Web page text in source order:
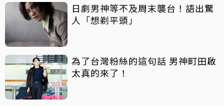
日劇男神等不及周末襲台！語出驚
人「想剃平頭」
為了台灣粉絲的這句話 男神町田啟
太真的來了！